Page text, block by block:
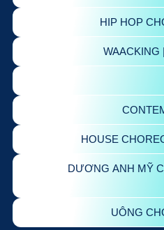
HIP HOP
WAACKING
HOUSE
DƯƠNG ANH MỸ
UÔNG